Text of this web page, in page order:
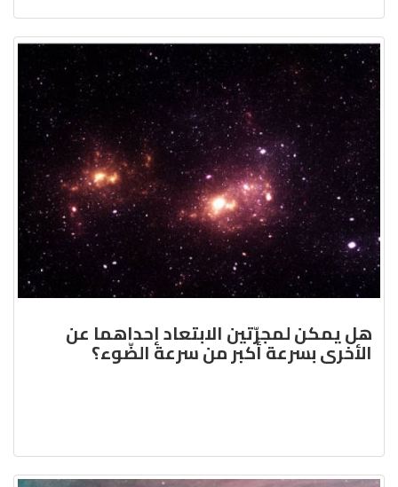
هل يمكن لمجرّتين الابتعاد إحداهما عن
الأخرى بسرعة أكبر من سرعة الضّوء؟